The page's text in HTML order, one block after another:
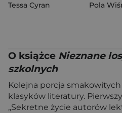
Tessa Cyran
Pola
O książce Nieznane
szkolnych
Kolejna porcja
klasyków literatury.
„Sekretne życie autorów